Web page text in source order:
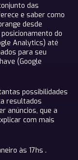
das
e saber como
desde
do
Analytics) até
para seu
(Google
possibilidades
resultados
anúncios, que a
com mais
às 17hs .